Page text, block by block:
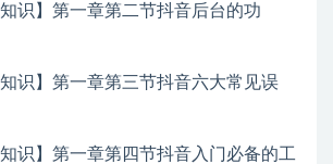
知识】第一章第二节抖音后台的功
知识】第一章第三节抖音六大常见误
识】第一章第四节抖音入门必备的工